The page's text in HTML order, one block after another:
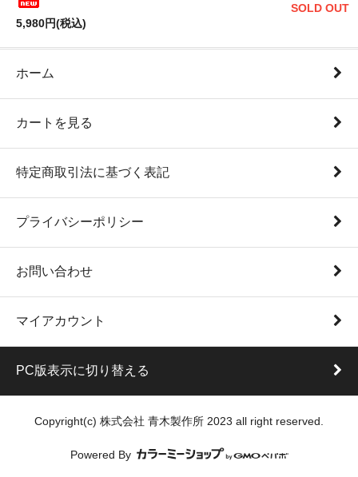
5,980円(税込)
SOLD OUT
ホーム
カートを見る
特定商取引法に基づく表記
プライバシーポリシー
お問い合わせ
マイアカウント
PC版表示に切り替える
Copyright(c) 株式会社 青木製作所 2023 all right reserved.
Powered By